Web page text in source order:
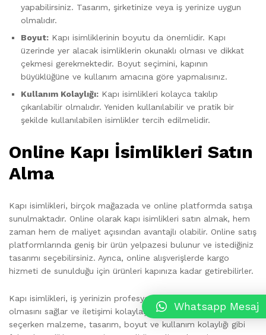
yapabilirsiniz. Tasarım, şirketinize veya iş yerinize uygun
olmalıdır.
Boyut: Kapı isimliklerinin boyutu da önemlidir. Kapı
üzerinde yer alacak isimliklerin okunaklı olması ve dikkat
çekmesi gerekmektedir. Boyut seçimini, kapının
büyüklüğüne ve kullanım amacına göre yapmalısınız.
Kullanım Kolaylığı: Kapı isimlikleri kolayca takılıp
çıkarılabilir olmalıdır. Yeniden kullanılabilir ve pratik bir
şekilde kullanılabilen isimlikler tercih edilmelidir.
Online Kapı İsimlikleri Satın
Alma
Kapı isimlikleri, birçok mağazada ve online platformda satışa
sunulmaktadır. Online olarak kapı isimlikleri satın almak, hem
zaman hem de maliyet açısından avantajlı olabilir. Online satış
platformlarında geniş bir ürün yelpazesi bulunur ve istediğiniz
tasarımı seçebilirsiniz. Ayrıca, online alışverişlerde kargo
hizmeti de sunulduğu için ürünleri kapınıza kadar getirebilirler.
Kapı isimlikleri, iş yerinizin profesyonel bir görünüme sahip
olmasını sağlar ve iletişimi kolaylaştırır. Ofis kapı isimlikleri
seçerken malzeme, tasarım, boyut ve kullanım kolaylığı gibi
Whatsapp Mesaj